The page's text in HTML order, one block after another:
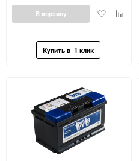
Добавить
В корзину